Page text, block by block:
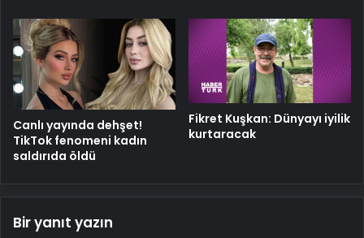
Canlı yayında dehşet!
TikTok fenomeni kadın
saldırıda öldü
Fikret Kuşkan: Dünyayı iyilik
kurtaracak
Bir yanıt yazın